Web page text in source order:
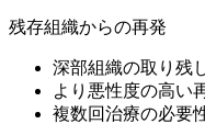
残存組織からの再発
深部組織の取り残
より悪性度の高い
複数回治療の必要